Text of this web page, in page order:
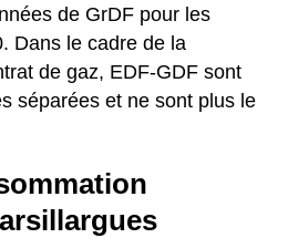
de GrDF pour les
Dans le cadre de la
de gaz, EDF-GDF sont
séparées et ne sont plus le